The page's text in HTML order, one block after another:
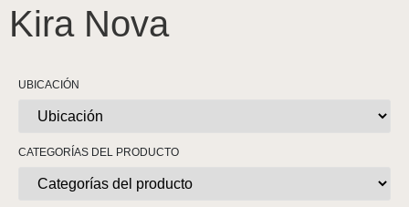
Kira Nova
UBICACIÓN
CATEGORÍAS DEL PRODUCTO